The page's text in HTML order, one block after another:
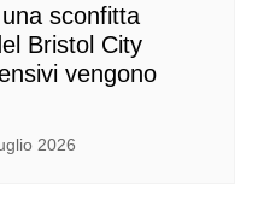
sconfitta
Bristol City
vengono
2026